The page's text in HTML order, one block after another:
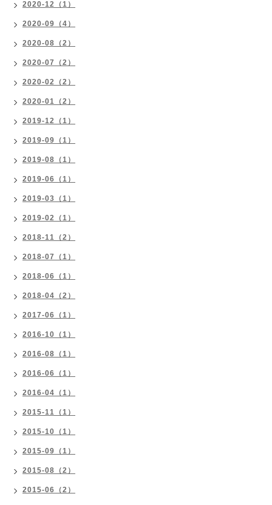
2020-12（1）
2020-09（4）
2020-08（2）
2020-07（2）
2020-02（2）
2020-01（2）
2019-12（1）
2019-09（1）
2019-08（1）
2019-06（1）
2019-03（1）
2019-02（1）
2018-11（2）
2018-07（1）
2018-06（1）
2018-04（2）
2017-06（1）
2016-10（1）
2016-08（1）
2016-06（1）
2016-04（1）
2015-11（1）
2015-10（1）
2015-09（1）
2015-08（2）
2015-06（2）